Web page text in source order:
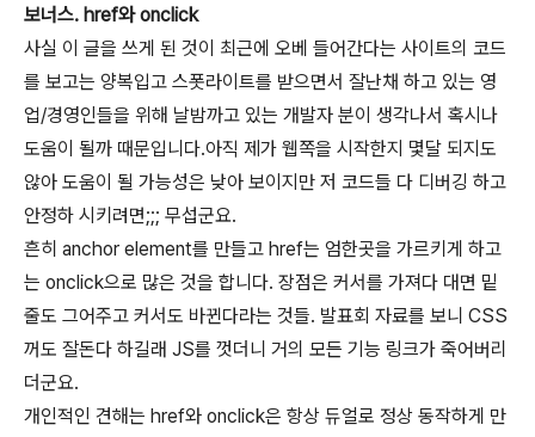
보너스. href와 onclick
사실 이 글을 쓰게 된 것이 최근에 오베 들어간다는 사이트의 코드
를 보고는 양복입고 스폿라이트를 받으면서 잘난채 하고 있는 영
업/경영인들을 위해 날밤까고 있는 개발자 분이 생각나서 혹시나
도움이 될까 때문입니다.아직 제가 웹쪽을 시작한지 몇달 되지도
않아 도움이 될 가능성은 낮아 보이지만 저 코드들 다 디버깅 하고
안정하 시키려면;;; 무섭군요.
흔히 anchor element를 만들고 href는 엄한곳을 가르키게 하고
는 onclick으로 많은 것을 합니다. 장점은 커서를 가져다 대면 밑
줄도 그어주고 커서도 바뀐다라는 것들. 발표회 자료를 보니 CSS
꺼도 잘돈다 하길래 JS를 껏더니 거의 모든 기능 링크가 죽어버리
더군요.
개인적인 견해는 href와 onclick은 항상 듀얼로 정상 동작하게 만